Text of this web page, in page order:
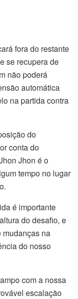
fora do restante
se recupera de
não poderá
automática
na partida contra
do
conta do
Jhon é o
tempo no lugar
é importante
do desafio, e
mudanças na
do nosso
com a nossa
escalação